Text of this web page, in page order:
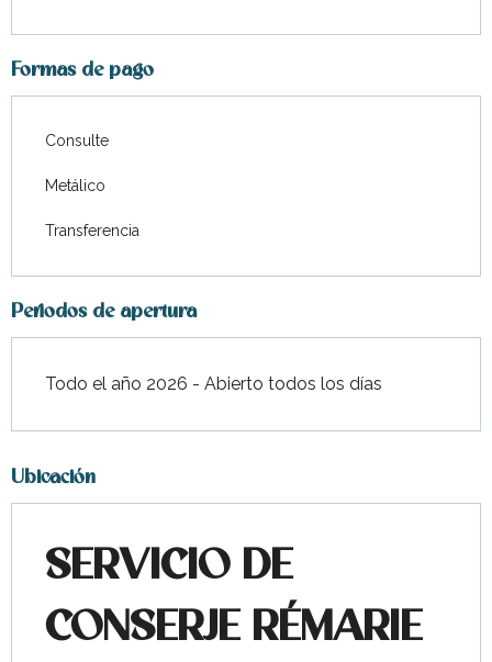
Formas de pago
Consulte
Metálico
Transferencia
Periodos de apertura
Todo el año 2026 - Abierto todos los días
Ubicación
SERVICIO DE
CONSERJE RÉMARIE